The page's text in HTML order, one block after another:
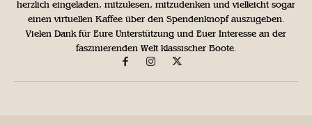
herzlich eingeladen, mitzulesen, mitzudenken und vielleicht sogar
einen virtuellen Kaffee über den Spendenknopf auszugeben.
Vielen Dank für Eure Unterstützung und Euer Interesse an der
faszinierenden Welt klassischer Boote.